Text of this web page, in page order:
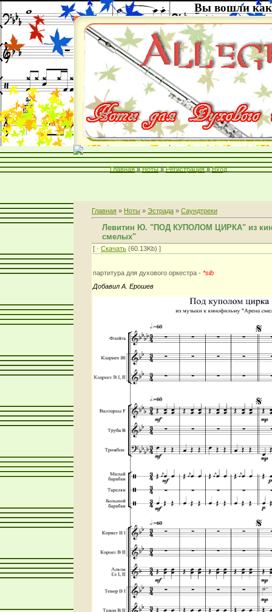
Вы вошли как
Главная » Ноты » Регистрация » Вход
Главная » Ноты » Эстрада » Саундтреки
Левитин Ю. "ПОД КУПОЛОМ ЦИРКА" из
смелых"
[ · Скачать (60.13Kb) ]
партитура для духового оркестра - *sib
Добавил А. Ерошев